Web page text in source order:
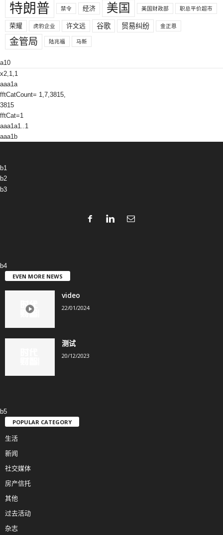
特朗普 禁令 经济 美国 美国财政部 职总平价超市
荣耀 虎豹企业 许文远 谷歌 贸易纠纷 金正恩
金管局 陆兆福 马新
a10
x2,1,1
aaa1a
fftCatCount= 1,7,3815,
3815
fftCat=1
aaa1a1..1
aaa1b
b1
b2
b3
b4
EVEN MORE NEWS
video
22/01/2024
测试
20/12/2023
b5
POPULAR CATEGORY
生活
新闻
社交媒体
房产信托
其他
过去活动
杂志